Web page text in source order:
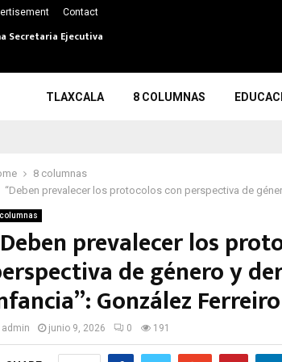
Contact
Secretaria Ejecutiva
TLAXCALA 8 COLUMNAS
8 columnas
“Deben prevalecer los protocolos con perspectiva de
prevalecer los
de género y
González Ferreiro
admin junio 9, 2026 0 191